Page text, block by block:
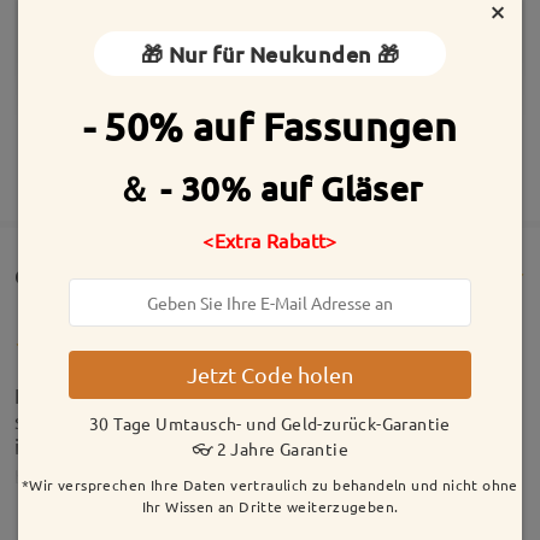
MEHR ANZEIGEN
Customer Reviews(155)
Kundenservice ist sehr gut die Brillen sind auch
schön nur leider kann ich nicht durch gucken weil
ich die Werte falsch eingegeben habe
by Christine Rebbin on Jun 21 , 2026
×
🎁 Nur für Neukunden 🎁
- 50% auf Fassungen
＆ - 30% auf Gläser
<Extra Rabatt>
Jetzt Code holen
30 Tage Umtausch- und Geld-zurück-Garantie
👓 2 Jahre Garantie
*Wir versprechen Ihre Daten vertraulich zu behandeln und nicht ohne
Ihr Wissen an Dritte weiterzugeben.